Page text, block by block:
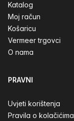
Katalog
Moj račun
Košaricu
Vermeer trgovci
O nama
PRAVNI
Uvjeti korištenja
Pravila o kolačićima